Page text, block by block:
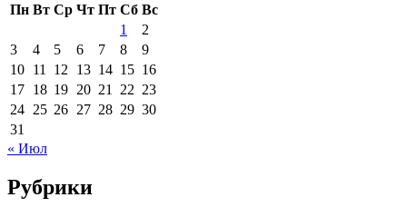
Пн Вт Ср Чт Пт Сб Вс
1
2
3
4 5 6 7 8
9
10 11 12 13 14 15 16
17 18 19 20 21 22 23
24 25 26 27 28 29 30
31
« Июл
Рубрики